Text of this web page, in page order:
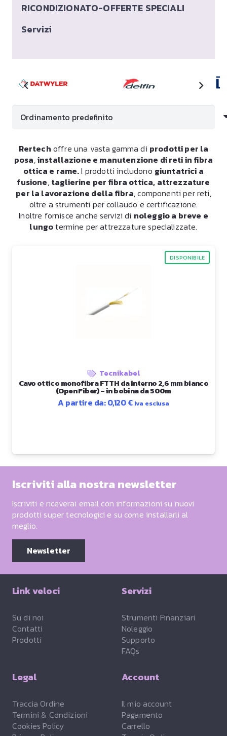
RICONDIZIONATO-OFFERTE SPECIALI
Servizi
Rertech offre una vasta gamma di prodotti per la
posa,installazione e manutenzione di reti in fibra
ottica e rame.I prodotti includono giuntatrici a
fusione, taglierine per fibra ottica, attrezzature
per la lavorazione della fibra, componenti per reti,
oltre a strumenti per collaudo e certificazione.
Inoltre fornisce anche servizi di noleggio a breve e
lungotermine per attrezzature specializzate.
DISPONIBILE
Tecnikabel
Cavo ottico monofibra FTTH da interno 2,6 mm bianco
(Open Fiber) – in bobina da 500m
A partire da:0,120€ Iva esclusa
Iscriviti alla nostra newsletter
Iscriviti e riceverai email con informazioni su nuovi
prodotti super tecnologici e su come installarli al
meglio.
Newsletter
Link veloci
Su di noi
Contatti
Prodotti
Servizi
Strumenti Finanziari
Noleggio
Supporto
FAQs
Legal
Traccia Ordine
Termini & Condizioni
Cookies Policy
Account
Il mio account
Pagamento
Carrello